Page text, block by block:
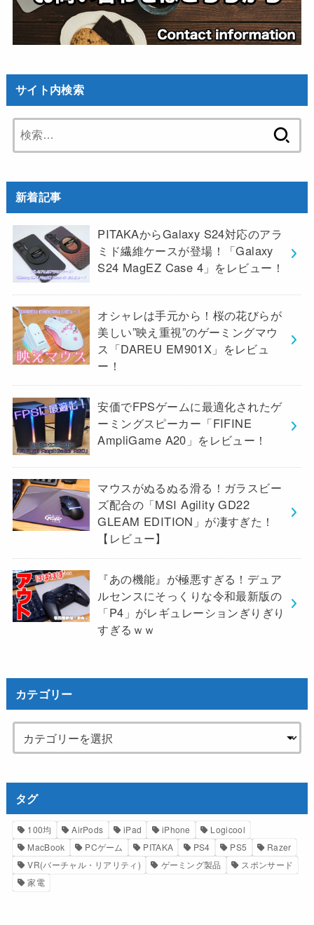
サイト内検索
索:
新着記事
PITAKAからGalaxy S24対応のアラ
ミド繊維ケースが登場！「Galaxy
S24 MagEZ Case 4」をレビュー！
オシャレは手元から！桜の花びらが
美しい”映え重視”のゲーミングマウ
ス「DAREU EM901X」をレビュ
ー！
安価でFPSゲームに最適化されたゲ
ーミングスピーカー「FIFINE
AmpliGame A20」をレビュー！
マウスがぬるぬる滑る！ガラスビー
ズ配合の「MSI Agility GD22
GLEAM EDITION」が凄すぎた！
【レビュー】
『あの機能』が極悪すぎる！デュア
ルセンスにそっくりな令和最新版の
「P4」がレギュレーションぎりぎり
すぎるｗｗ
カテゴリー
タグ
100均 AirPods iPad iPhone
Logicool
MacBook
PCゲーム PITAKA PS4 PS5
Razer
VR(バーチャル・リアリティ)
ゲーミング製品
スポンサード
家電